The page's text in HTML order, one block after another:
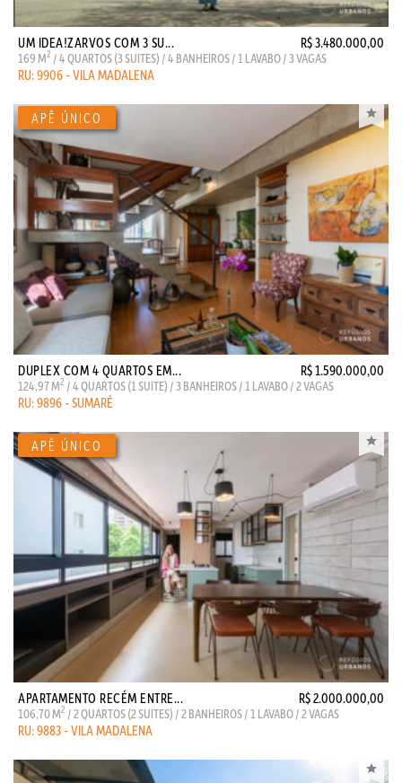
UM IDEA!ZARVOS COM 3 SU... R$ 3.480.000,00
169 M2 / 4 QUARTOS (3 SUITES) / 4 BANHEIROS / 1 LAVABO / 3 VAGAS
RU: 9906 - VILA MADALENA
DUPLEX COM 4 QUARTOS EM... R$ 1.590.000,00
124,97 M2 / 4 QUARTOS (1 SUITE) / 3 BANHEIROS / 1 LAVABO / 2 VAGAS
RU: 9896 - SUMARÉ
APARTAMENTO RECÉM ENTRE... R$ 2.000.000,00
106,70 M2 / 2 QUARTOS (2 SUITES) / 2 BANHEIROS / 1 LAVABO / 2 VAGAS
RU: 9883 - VILA MADALENA